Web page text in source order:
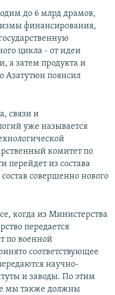
до 6 млрд драмов,
финансирования,
цикла - от идеи
а затем продукта и
Азатутюн поянсил
связи и
уже называется
комитет по
из состава
совершенно нового
когда из Министерства
передается
по военной
соответствующее
научно-
и заводы. По этим
мы также должны